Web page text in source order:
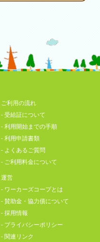
ご利用の流れ
-受給証について
-利用開始までの手順
-利用申請書類
- よくあるご質問
- ご利用料金について
運営
- ワーカーズコープとは
-賛助金・協力債について
-採用情報
- プライバシーポリシー
-関連リンク